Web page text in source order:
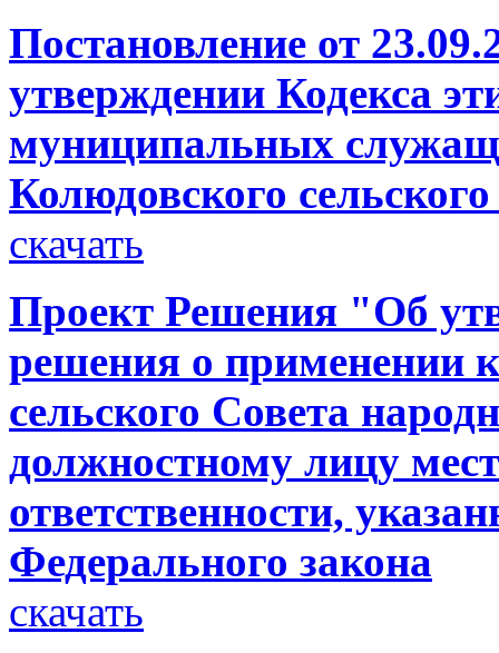
Постановление от
утверждении Кодекса
муниципальных
Колюдовского
скачать
Проект Решения "Об
решения о применении
сельского Совета
должностному лицу
ответственности,
Федерального закона
скачать